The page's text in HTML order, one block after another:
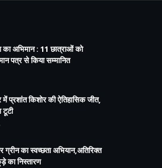
का अभिमान : 11 छात्राओं को
पत्र से किया सम्मानित
प्रशांत किशोर की ऐतिहासिक जीत,
टूटी
ग्रीन का स्वच्छता अभियान,अतिरिक्त
का निस्तारण